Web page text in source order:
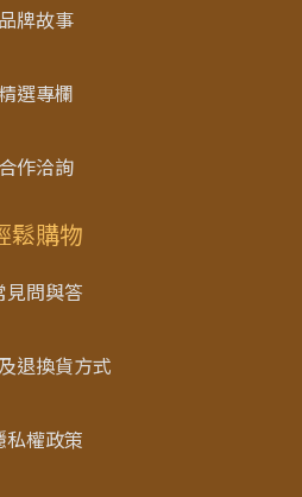
品牌故事
選專欄
合作洽詢
鬆購物
見問與答
退換貨方式
私權政策